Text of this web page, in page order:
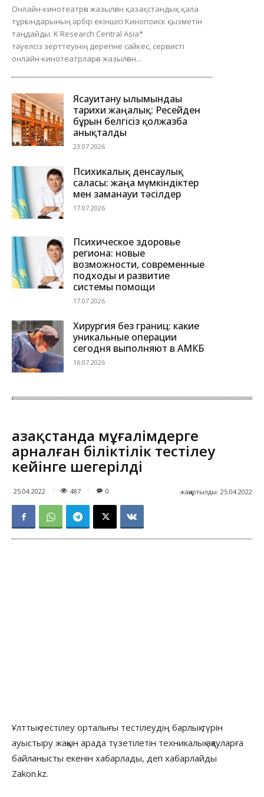
Онлайн-кинотеатрға жазылған қазақстандық қала
тұрғындарының әрбір екіншісі Кинопоиск қызметін
таңдайды. K Research Central Asia*
тәуелсіз зерттеуінің дерегіне сәйкес, сервисті
онлайн-кинотеатрларға жазылған...
Ясауитану ғылымындағы
тарихи жаңалық: Ресейден
бұрын белгісіз қолжазба
анықталды
23.07.2026
Психикалық денсаулық
саласы: жаңа мүмкіндіктер
мен заманауи тәсілдер
17.07.2026
Психическое здоровье
региона: новые
возможности, современные
подходы и развитие
системы помощи
17.07.2026
Хирургия без границ: какие
уникальные операции
сегодня выполняют в АМКБ
16.07.2026